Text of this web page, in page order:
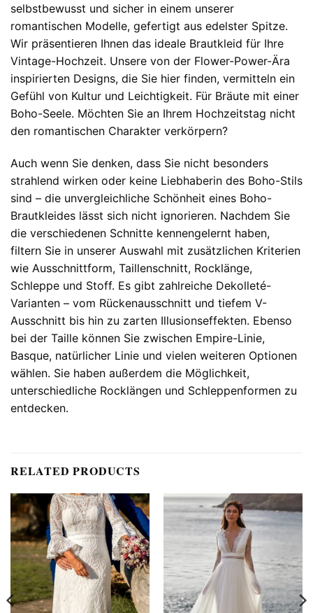
selbstbewusst und sicher in einem unserer
romantischen Modelle, gefertigt aus edelster Spitze.
Wir präsentieren Ihnen das ideale Brautkleid für Ihre
Vintage-Hochzeit. Unsere von der Flower-Power-Ära
inspirierten Designs, die Sie hier finden, vermitteln ein
Gefühl von Kultur und Leichtigkeit. Für Bräute mit einer
Boho-Seele. Möchten Sie an Ihrem Hochzeitstag nicht
den romantischen Charakter verkörpern?
Auch wenn Sie denken, dass Sie nicht besonders
strahlend wirken oder keine Liebhaberin des Boho-Stils
sind – die unvergleichliche Schönheit eines Boho-
Brautkleides lässt sich nicht ignorieren. Nachdem Sie
die verschiedenen Schnitte kennengelernt haben,
filtern Sie in unserer Auswahl mit zusätzlichen Kriterien
wie Ausschnittform, Taillenschnitt, Rocklänge,
Schleppe und Stoff. Es gibt zahlreiche Dekolleté-
Varianten – vom Rückenausschnitt und tiefem V-
Ausschnitt bis hin zu zarten Illusionseffekten. Ebenso
bei der Taille können Sie zwischen Empire-Linie,
Basque, natürlicher Linie und vielen weiteren Optionen
wählen. Sie haben außerdem die Möglichkeit,
unterschiedliche Rocklängen und Schleppenformen zu
entdecken.
RELATED PRODUCTS